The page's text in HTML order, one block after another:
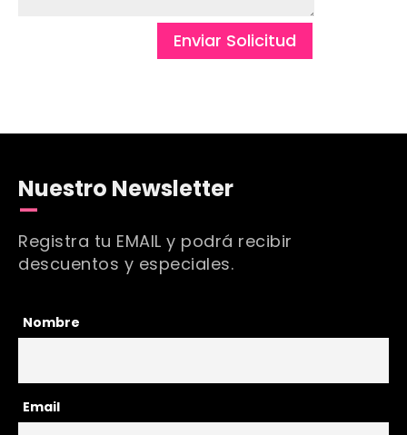
Enviar Solicitud
Nuestro Newsletter
Registra tu EMAIL y podrá recibir
descuentos y especiales.
Nombre
Email